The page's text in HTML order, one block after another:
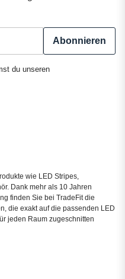
Abonnieren
du unseren
wie LED Stripes,
Dank mehr als 10 Jahren
finden Sie bei TradeFit die
die exakt auf die passenden LED
jeden Raum zugeschnitten